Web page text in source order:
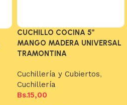
CUCHILLO COCINA 5″
MANGO MADERA UNIVERSAL
TRAMONTINA
Cuchillería y Cubiertos,
Cuchillería
Bs.15,00